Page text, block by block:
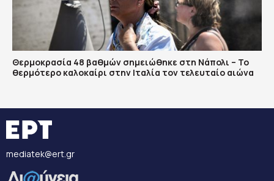
Θερμοκρασία 48 βαθμών σημειώθηκε στη Νάπολι – Το
θερμότερο καλοκαίρι στην Ιταλία τον τελευταίο αιώνα
mediatek@ert.gr